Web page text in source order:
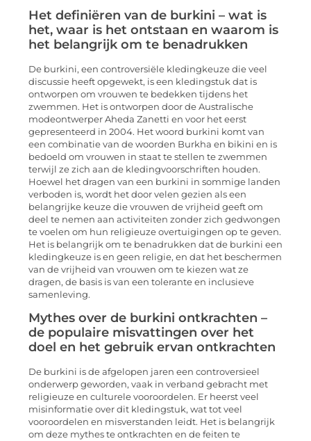
Het definiëren van de burkini – wat is
het, waar is het ontstaan en waarom is
het belangrijk om te benadrukken
De burkini, een controversiële kledingkeuze die veel
discussie heeft opgewekt, is een kledingstuk dat is
ontworpen om vrouwen te bedekken tijdens het
zwemmen. Het is ontworpen door de Australische
modeontwerper Aheda Zanetti en voor het eerst
gepresenteerd in 2004. Het woord burkini komt van
een combinatie van de woorden Burkha en bikini en is
bedoeld om vrouwen in staat te stellen te zwemmen
terwijl ze zich aan de kledingvoorschriften houden.
Hoewel het dragen van een burkini in sommige landen
verboden is, wordt het door velen gezien als een
belangrijke keuze die vrouwen de vrijheid geeft om
deel te nemen aan activiteiten zonder zich gedwongen
te voelen om hun religieuze overtuigingen op te geven.
Het is belangrijk om te benadrukken dat de burkini een
kledingkeuze is en geen religie, en dat het beschermen
van de vrijheid van vrouwen om te kiezen wat ze
dragen, de basis is van een tolerante en inclusieve
samenleving.
Mythes over de burkini ontkrachten –
de populaire misvattingen over het
doel en het gebruik ervan ontkrachten
De burkini is de afgelopen jaren een controversieel
onderwerp geworden, vaak in verband gebracht met
religieuze en culturele vooroordelen. Er heerst veel
misinformatie over dit kledingstuk, wat tot veel
vooroordelen en misverstanden leidt. Het is belangrijk
om deze mythes te ontkrachten en de feiten te